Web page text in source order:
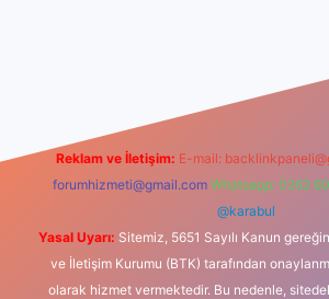
Reklam ve İletişim: E-mail:
forumhizmeti@gmail.com Whatsapp: 0262
@karabul
Yasal Uyarı: Sitemiz, 5651 Sayılı Kanun
ve İletişim Kurumu (BTK) tarafından
olarak hizmet vermektedir. Bu nedenle,